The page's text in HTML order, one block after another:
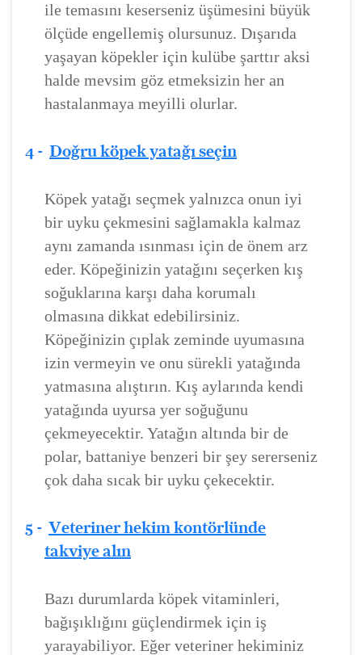
ile temasını keserseniz üşümesini büyük
ölçüde engellemiş olursunuz. Dışarıda
yaşayan köpekler için kulübe şarttır aksi
halde mevsim göz etmeksizin her an
hastalanmaya meyilli olurlar.
4 - Doğru köpek yatağı seçin
Köpek yatağı seçmek yalnızca onun iyi
bir uyku çekmesini sağlamakla kalmaz
aynı zamanda ısınması için de önem arz
eder. Köpeğinizin yatağını seçerken kış
soğuklarına karşı daha korumalı
olmasına dikkat edebilirsiniz.
Köpeğinizin çıplak zeminde uyumasına
izin vermeyin ve onu sürekli yatağında
yatmasına alıştırın. Kış aylarında kendi
yatağında uyursa yer soğuğunu
çekmeyecektir. Yatağın altında bir de
polar, battaniye benzeri bir şey sererseniz
çok daha sıcak bir uyku çekecektir.
5 - Veteriner hekim kontörlünde
takviye alın
Bazı durumlarda köpek vitaminleri,
bağışıklığını güçlendirmek için iş
yarayabiliyor. Eğer veteriner hekiminiz